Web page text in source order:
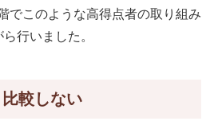
でこのような高得点者の取り組み
行いました。
較しない